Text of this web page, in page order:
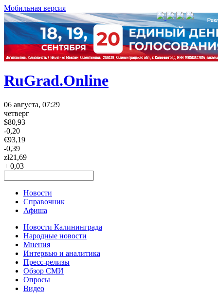
Мобильная версия
RuGrad.Online
06 августа, 07:29
четверг
$80,93
-0,20
€93,19
-0,39
zł21,69
+ 0,03
Новости
Справочник
Афиша
Новости Калининграда
Народные новости
Мнения
Интервью и аналитика
Пресс-релизы
Обзор СМИ
Опросы
Видео